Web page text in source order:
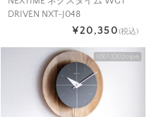
DRIVEN NXT-J048
¥20,350(税込)